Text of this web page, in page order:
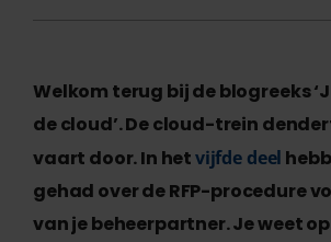
Welkom terug bij de blogreeks
de cloud’. De cloud-trein
vaart door. In hetvijfde deel
gehad over de RFP-procedure
van je beheerpartner. Je weet